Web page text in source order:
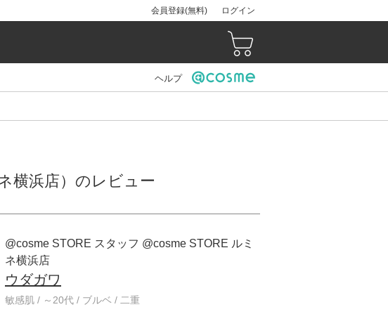
会員登録(無料) ログイン
ヘルプ
横浜店）のレビュー
@cosme STORE スタッフ @cosme STORE ルミ
ネ横浜店
ウダガワ
敏感肌 / ～20代 / ブルベ / 二重